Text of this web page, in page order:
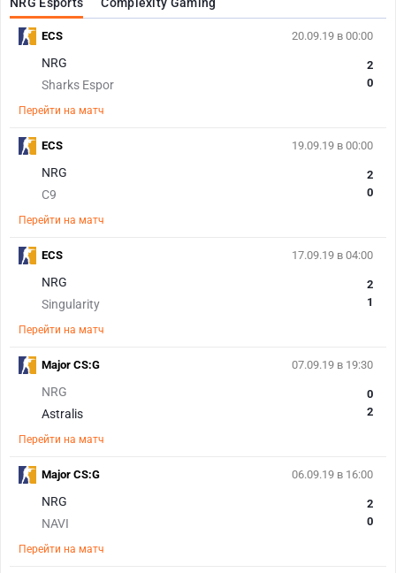
20.09.19 в 00:00
NRG
Sharks Espor
2
0
Перейти на матч
ECS
19.09.19 в 00:00
NRG
C9
2
0
Перейти на матч
ECS
17.09.19 в 04:00
NRG
Singularity
2
1
Перейти на матч
ECS
07.09.19 в 19:30
NRG
Astralis
0
2
Перейти на матч
Major CS:G
06.09.19 в 16:00
NRG
NAVI
2
0
Перейти на матч
Major CS:G